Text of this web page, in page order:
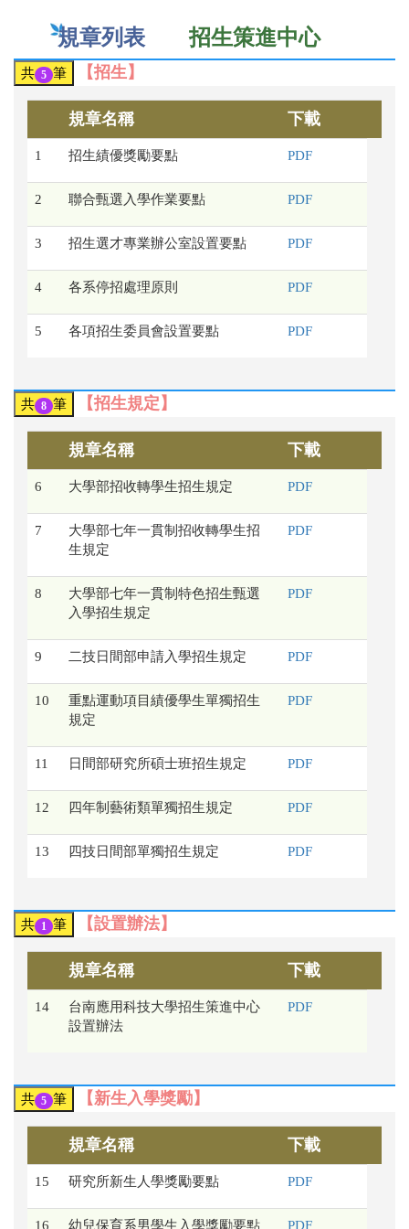
規章列表招生策進中心
共 5 筆 【招生】
規章名稱 下載
1 招生績優獎勵要點 PDF
2 聯合甄選入學作業要點 PDF
3 招生選才專業辦公室設置要點 PDF
4 各系停招處理原則 PDF
5 各項招生委員會設置要點 PDF
共 8 筆 【招生規定】
規章名稱 下載
6 大學部招收轉學生招生規定 PDF
7
大學部七年一貫制招收轉學生招
生規定
PDF
8
大學部七年一貫制特色招生甄選
入學招生規定
PDF
9 二技日間部申請入學招生規定 PDF
10
重點運動項目績優學生單獨招生
規定
PDF
11 日間部研究所碩士班招生規定 PDF
12 四年制藝術類單獨招生規定 PDF
13 四技日間部單獨招生規定 PDF
共 1 筆 【設置辦法】
規章名稱 下載
14
台南應用科技大學招生策進中心
設置辦法
PDF
共 5 筆 【新生入學獎勵】
規章名稱 下載
15 研究所新生人學獎勵要點 PDF
16 幼兒保育系男學生入學獎勵要點 PDF